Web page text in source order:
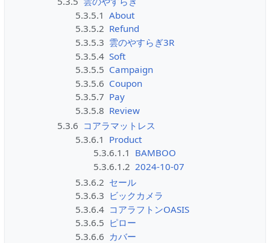
5.3.5.1 About
5.3.5.2 Refund
5.3.5.3 雲のやすらぎ3R
5.3.5.4 Soft
5.3.5.5 Campaign
5.3.5.6 Coupon
5.3.5.7 Pay
5.3.5.8 Review
5.3.6 コアラマットレス
5.3.6.1 Product
5.3.6.1.1 BAMBOO
5.3.6.1.2 2024-10-07
5.3.6.2 セール
5.3.6.3 ビックカメラ
5.3.6.4 コアラフトンOASIS
5.3.6.5 ピロー
5.3.6.6 カバー